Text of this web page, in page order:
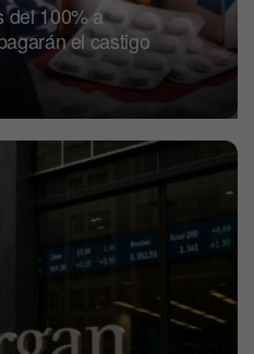
del 100% a
el castigo